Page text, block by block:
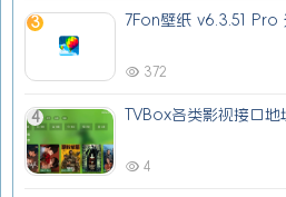
3 7Fon壁纸 v6.3.51 Pro
372
4 TVBox各类影视接口
4